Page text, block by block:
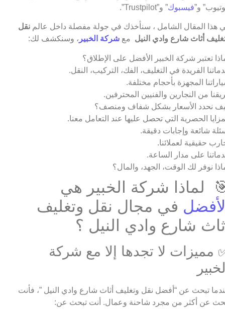
و”فيسبوك” و”Trustpilot”.
هذا المقال الشامل ، سنأخذك في جولة مفصلة داخل عالم نقل
أثاث شارع وادي النيل مع شركة الخبير ، وسنكشف لك:
تعتبر شركة الخبير الأفضل على الإطلاق؟
الفريدة في التغليف، الفك، التركيب، النقل.
المجهزة بأحجام مختلفة.
من النجارين والفنيين المحترفين.
نحدد الأسعار بشكل شفاف ومنصف؟
الحصرية التي تحصل عليها عند التعامل معنا.
شائعة وإجابات دقيقة.
حقيقية لعملائنا.
على مدار الساعة.
نوفر لك الوقت، الجهد، والمال؟
لماذا شركة الخبير هي
في مجال نقل وتغليف
شارع وادي النيل ؟
مميزات لا تجدها إلا مع شركة
تبحث عن “أفضل نقل وتغليف أثاث شارع وادي النيل ”، فأنت
عن أكثر من مجرد شاحنة وعمال. أنت تبحث عن: